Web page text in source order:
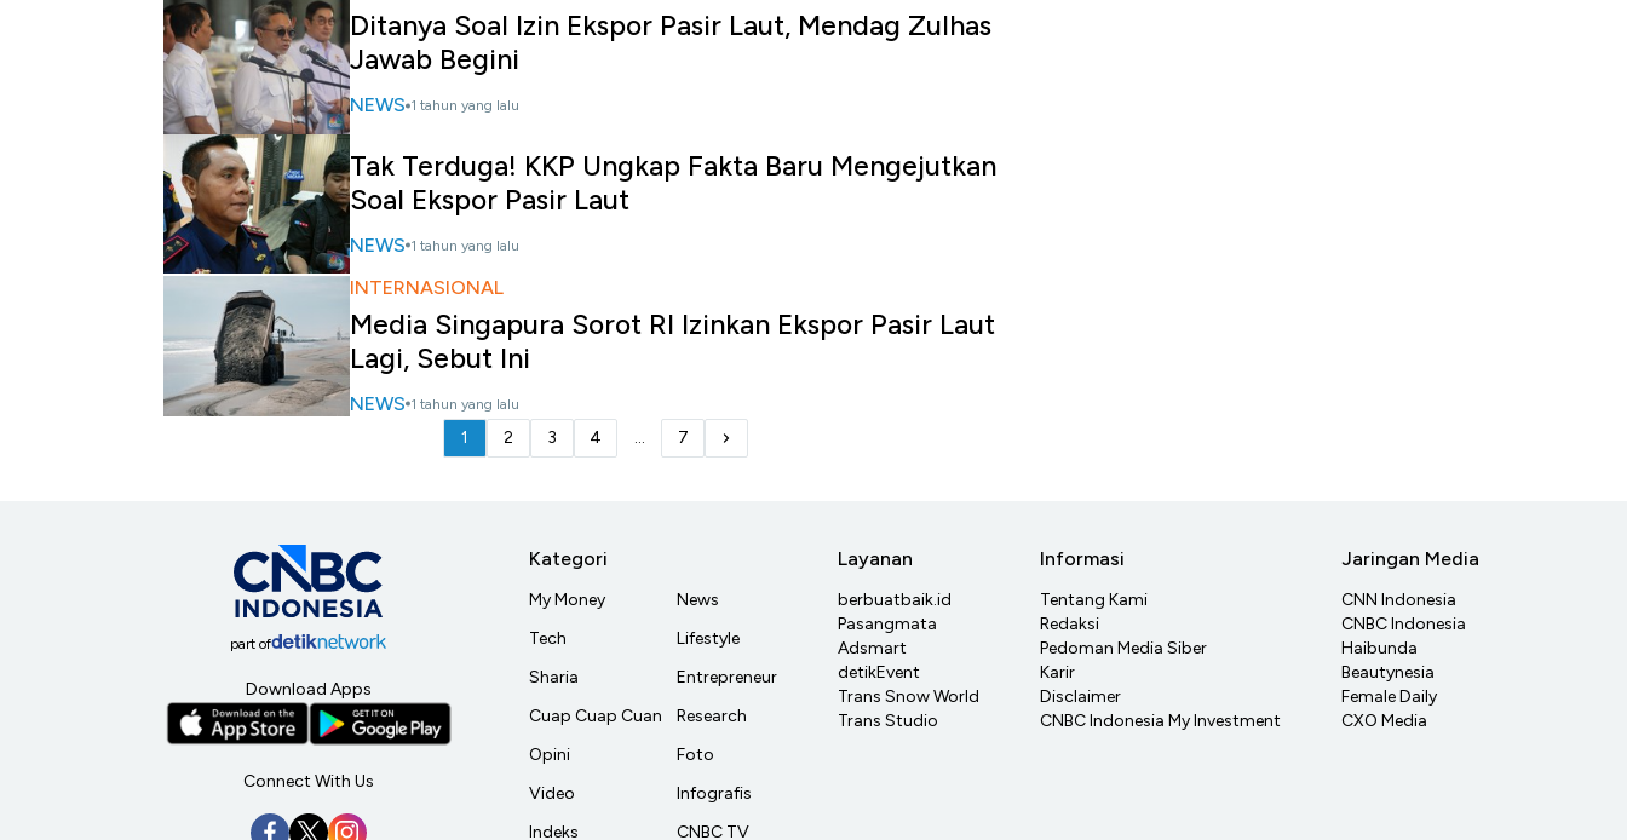
Ditanya Soal Izin Ekspor Pasir Laut, Mendag Zulhas
Jawab Begini
NEWS 1 tahun yang lalu
Tak Terduga! KKP Ungkap Fakta Baru Mengejutkan
Soal Ekspor Pasir Laut
NEWS 1 tahun yang lalu
INTERNASIONAL
Media Singapura Sorot RI Izinkan Ekspor Pasir Laut
Lagi, Sebut Ini
NEWS 1 tahun yang lalu
1 2 3 4 ... 7
part of
Download Apps
Connect With Us
Kategori
My Money
Tech
Sharia
Cuap Cuap Cuan
Opini
Video
Indeks
News
Lifestyle
Entrepreneur
Research
Foto
Infografis
CNBC TV
Layanan
berbuatbaik.id
Pasangmata
Adsmart
detikEvent
Trans Snow World
Trans Studio
Informasi
Tentang Kami
Redaksi
Pedoman Media Siber
Karir
Disclaimer
CNBC Indonesia My Investment
Jaringan Media
CNN Indonesia
CNBC Indonesia
Haibunda
Beautynesia
Female Daily
CXO Media